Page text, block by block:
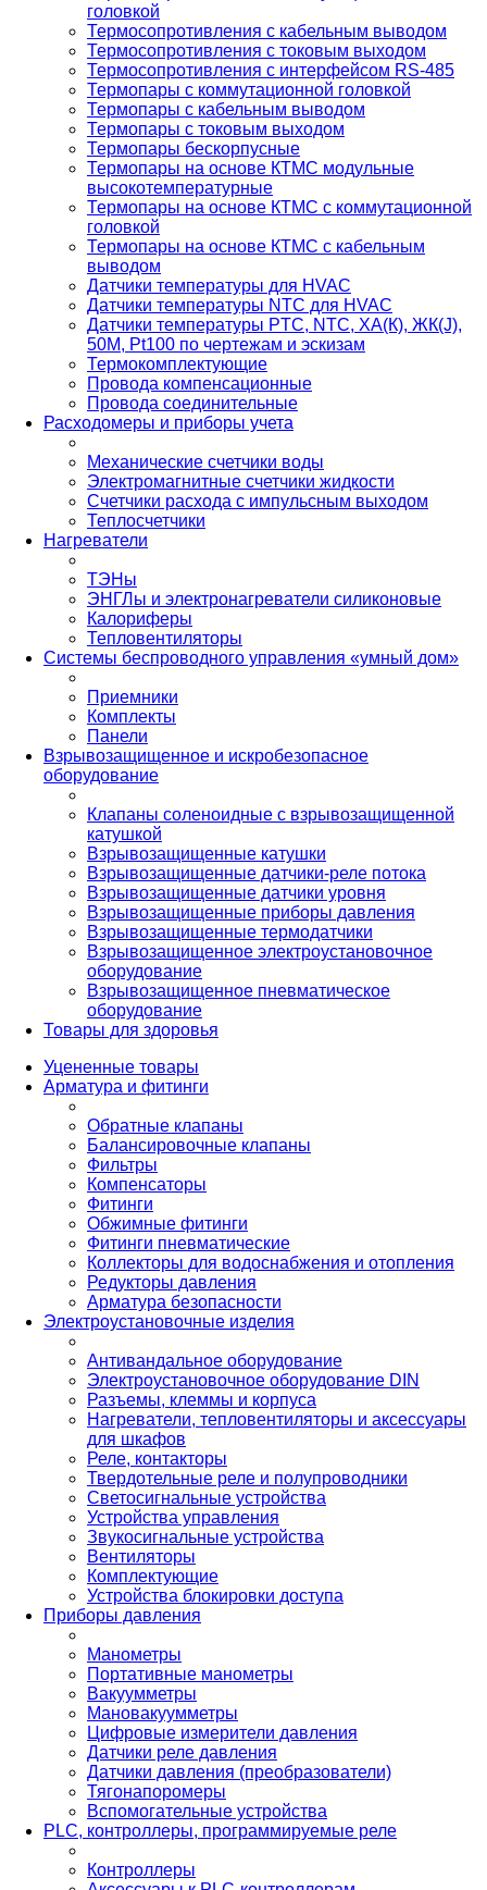
головкой
Термосопротивления с кабельным выводом
Термосопротивления с токовым выходом
Термосопротивления с интерфейсом RS-485
Термопары с коммутационной головкой
Термопары с кабельным выводом
Термопары с токовым выходом
Термопары бескорпусные
Термопары на основе КТМС модульные
высокотемпературные
Термопары на основе КТМС с коммутационной
головкой
Термопары на основе КТМС с кабельным
выводом
Датчики температуры для HVAC
Датчики температуры NTC для HVAC
Датчики температуры PTС, NTC, ХА(К), ЖК(J),
50М, Pt100 по чертежам и эскизам
Термокомплектующие
Провода компенсационные
Провода соединительные
Расходомеры и приборы учета
Механические счетчики воды
Электромагнитные счетчики жидкости
Счетчики расхода с импульсным выходом
Теплосчетчики
Нагреватели
ТЭНы
ЭНГЛы и электронагреватели силиконовые
Калориферы
Тепловентиляторы
Системы беспроводного управления «умный дом»
Приемники
Комплекты
Панели
Взрывозащищенное и искробезопасное
оборудование
Клапаны соленоидные с взрывозащищенной
катушкой
Взрывозащищенные катушки
Взрывозащищенные датчики-реле потока
Взрывозащищенные датчики уровня
Взрывозащищенные приборы давления
Взрывозащищенные термодатчики
Взрывозащищенное электроустановочное
оборудование
Взрывозащищенное пневматическое
оборудование
Товары для здоровья
Уцененные товары
Арматура и фитинги
Обратные клапаны
Балансировочные клапаны
Фильтры
Компенсаторы
Фитинги
Обжимные фитинги
Фитинги пневматические
Коллекторы для водоснабжения и отопления
Редукторы давления
Арматура безопасности
Электроустановочные изделия
Антивандальное оборудование
Электроустановочное оборудование DIN
Разъемы, клеммы и корпуса
Нагреватели, тепловентиляторы и аксессуары
для шкафов
Реле, контакторы
Твердотельные реле и полупроводники
Светосигнальные устройства
Устройства управления
Звукосигнальные устройства
Вентиляторы
Комплектующие
Устройства блокировки доступа
Приборы давления
Манометры
Портативные манометры
Вакуумметры
Мановакуумметры
Цифровые измерители давления
Датчики реле давления
Датчики давления (преобразователи)
Тягонапоромеры
Вспомогательные устройства
PLС, контроллеры, программируемые реле
Контроллеры